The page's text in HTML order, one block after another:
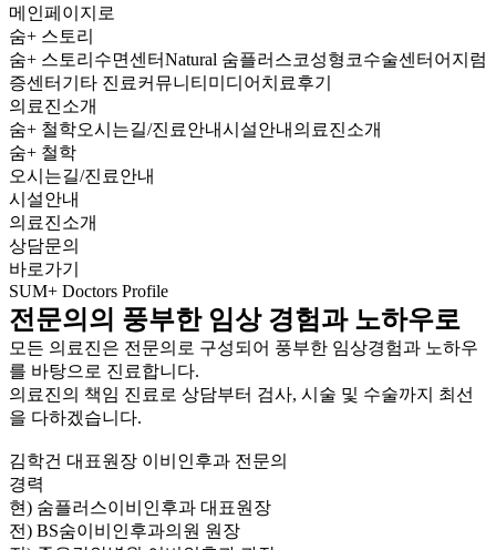
메인페이지로
숨+ 스토리
숨+ 스토리 수면센터Natural 숨플러스코성형 코수술센터 어지럼
증센터 기타 진료커뮤니티 미디어 치료후기
의료진소개
숨+ 철학오시는길/진료안내시설안내 의료진소개
숨+ 철학
오시는길/진료안내
시설안내
의료진소개
상담문의
바로가기
SUM+ Doctors Profile
전문의의 풍부한 임상 경험과 노하우로
모든 의료진은 전문의로 구성되어 풍부한 임상경험과 노하우
를 바탕으로 진료합니다.
의료진의 책임 진료로 상담부터 검사, 시술 및 수술까지 최선
을 다하겠습니다.
김학건 대표원장 이비인후과 전문의
경력
현) 숨플러스이비인후과 대표원장
전) BS숨이비인후과의원 원장